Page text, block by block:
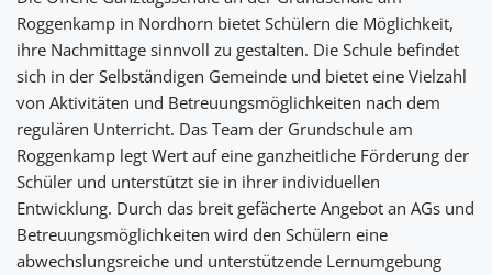
Roggenkamp in Nordhorn bietet Schülern die Möglichkeit,
ihre Nachmittage sinnvoll zu gestalten. Die Schule befindet
sich in der Selbständigen Gemeinde und bietet eine Vielzahl
von Aktivitäten und Betreuungsmöglichkeiten nach dem
regulären Unterricht. Das Team der Grundschule am
Roggenkamp legt Wert auf eine ganzheitliche Förderung der
Schüler und unterstützt sie in ihrer individuellen
Entwicklung. Durch das breit gefächerte Angebot an AGs und
Betreuungsmöglichkeiten wird den Schülern eine
abwechslungsreiche und unterstützende Lernumgebung